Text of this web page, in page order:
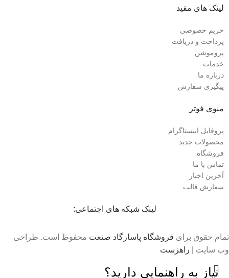
لینک های مفید
حریم خصوصی
پرداخت و دریافت
پروموشن
خدمات
درباره ما
پیگیری سفارش
منوی فوتر
پروفایل اینستاگرام
محصولات جدید
فروشگاه
تماس با ما
آخرین اخبار
سفارش قالب
لینک شبکه های اجتماعی:
تمام حقوق برای فروشگاه پاسارگاد صنعت محفوظ است. طراحی
وب سایت | راهژست
نیاز به راهنمایی دارید؟